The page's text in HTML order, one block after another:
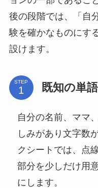
後の段階では、「自
験を確かなものにす
設けます。
STEP 既知の単
自分の名前、ママ
しみがあり文字数
クシートでは、点
部分を少しだけ用
にします。